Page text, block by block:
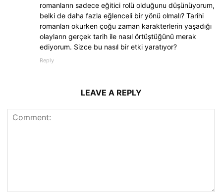
romanların sadece eğitici rolü olduğunu düşünüyorum,
belki de daha fazla eğlenceli bir yönü olmalı? Tarihi
romanları okurken çoğu zaman karakterlerin yaşadığı
olayların gerçek tarih ile nasıl örtüştüğünü merak
ediyorum. Sizce bu nasıl bir etki yaratıyor?
Reply
LEAVE A REPLY